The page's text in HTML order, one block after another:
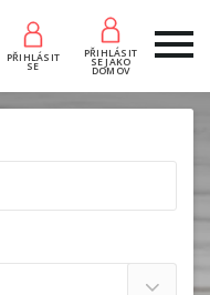
PŘIHLÁSIT
SE
PŘIHLÁSIT
SE JAKO
DOMOV